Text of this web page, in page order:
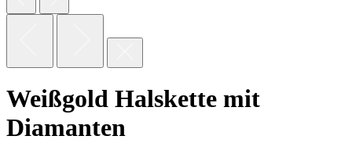
Weißgold Halskette mit
Diamanten